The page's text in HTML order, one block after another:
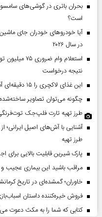
است؟
آیا خودروهای خودران جای
در سال ۲۰۲۶
استعلام
نتیجه درخواست
این غذای لاکچری را ۱۵ دقیقه‌ای آماده کنید
چگونه می‌توان تصاویر
طرز تهیه تارت فلپ‌جک
آشنایی با آش‌های اصیل
طرز تهیه
پارک شیرین قابلیت‌ بالایی برای
مراقب باشید این بیماری عجیب و
خاوران؛ گمشده‌ای در تاریخ
فروش خیره‌کننده داستان اسباب‌بازی ۵؛ بزرگ‌ترین افتتاحیه سال برای
کتابی که شما را به مکث دعوت